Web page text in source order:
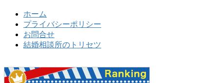
ホーム
プライバシーポリシー
お問合せ
結婚相談所のトリセツ